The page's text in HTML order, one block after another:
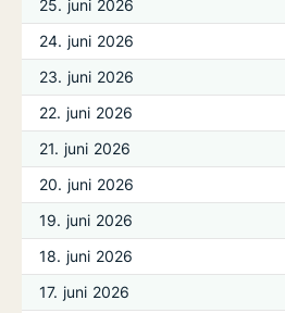
25. juni 2026
24. juni 2026
23. juni 2026
22. juni 2026
21. juni 2026
20. juni 2026
19. juni 2026
18. juni 2026
17. juni 2026